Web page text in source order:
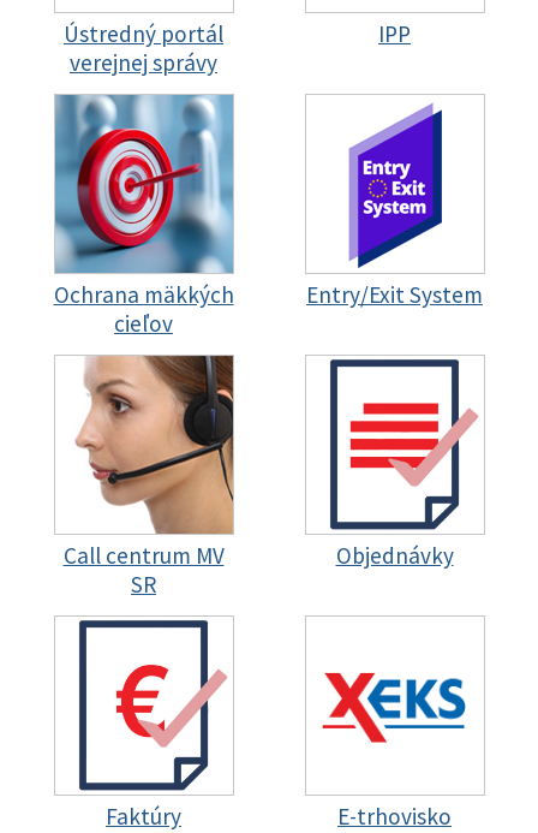
Ústredný portál
verejnej správy
IPP
Ochrana mäkkých
cieľov
Entry/Exit System
Call centrum MV
SR
Objednávky
Faktúry E-trhovisko